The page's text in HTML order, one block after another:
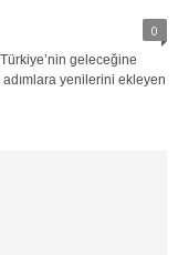
0
geleceğine
adımlara yenilerini ekleyen